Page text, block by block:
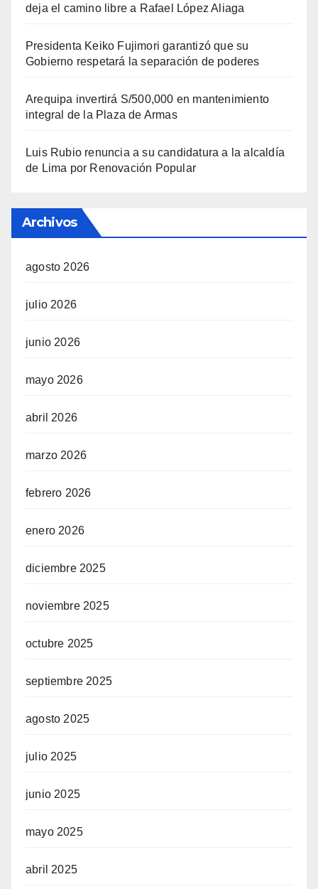
deja el camino libre a Rafael López Aliaga
Presidenta Keiko Fujimori garantizó que su
Gobierno respetará la separación de poderes
Arequipa invertirá S/500,000 en mantenimiento
integral de la Plaza de Armas
Luis Rubio renuncia a su candidatura a la alcaldía
de Lima por Renovación Popular
Archivos
agosto 2026
julio 2026
junio 2026
mayo 2026
abril 2026
marzo 2026
febrero 2026
enero 2026
diciembre 2025
noviembre 2025
octubre 2025
septiembre 2025
agosto 2025
julio 2025
junio 2025
mayo 2025
abril 2025